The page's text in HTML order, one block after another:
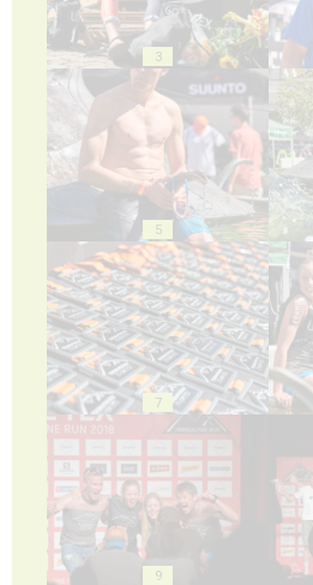
3
5
7
9